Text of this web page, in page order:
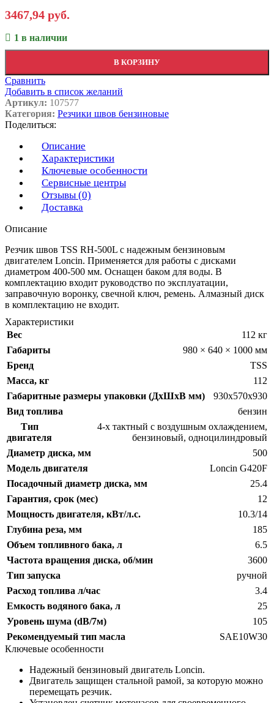
3467,94 руб.
1 в наличии
В КОРЗИНУ
Сравнить
Добавить в список желаний
Артикул: 107577
Категория: Резчики швов бензиновые
Поделиться:
Описание
Характеристики
Ключевые особенности
Сервисные центры
Отзывы (0)
Доставка
Описание
Резчик швов TSS RH-500L c надежным бензиновым
двигателем Loncin. Применяется для работы с дисками
диаметром 400-500 мм. Оснащен баком для воды. В
комплектацию входит руководство по эксплуатации,
заправочную воронку, свечной ключ, ремень. Алмазный диск
в комплектацию не входит.
Характеристики
Вес
112 кг
Габариты
980 × 640 × 1000 мм
Бренд
TSS
Масса, кг
112
Габаритные размеры упаковки (ДхШхВ мм)
930х570х930
Вид топлива
бензин
Тип
двигателя
4-х тактный с воздушным охлаждением,
бензиновый, одноцилиндровый
Диаметр диска, мм
500
Модель двигателя
Loncin G420F
Посадочный диаметр диска, мм
25.4
Гарантия, срок (мес)
12
Мощность двигателя, кВт/л.с.
10.3/14
Глубина реза, мм
185
Объем топливного бака, л
6.5
Частота вращения диска, об/мин
3600
Тип запуска
ручной
Расход топлива л/час
3.4
Емкость водяного бака, л
25
Уровень шума (dB/7м)
105
Рекомендуемый тип масла
SAE10W30
Ключевые особенности
Надежный бензиновый двигатель Loncin.
Двигатель защищен стальной рамой, за которую можно
перемещать резчик.